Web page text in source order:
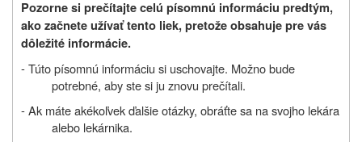
Pozorne si prečítajte celú písomnú informáciu predtým,
ako začnete užívať tento liek,pretože obsahuje pre vás
dôležité informácie.
- Túto písomnú informáciu si uschovajte. Možno bude
potrebné, aby ste si ju znovu prečítali.
- Ak máte akékoľvek ďalšie otázky, obráťte sa na svojho lekára
alebo lekárnika.